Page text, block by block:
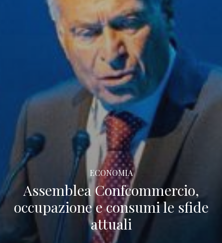
ECONOMIA
Assemblea Confcommercio,
occupazione e consumi le sfide
attuali